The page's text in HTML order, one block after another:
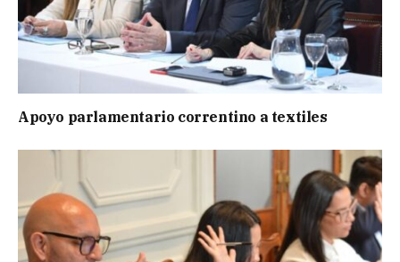
Apoyo parlamentario correntino a textiles